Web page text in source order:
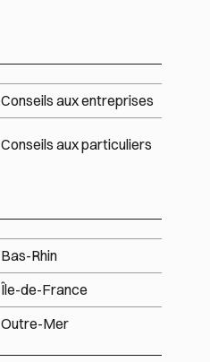
Conseils aux entreprises
Conseils aux particuliers
Bas-Rhin
Île-de-France
Outre-Mer